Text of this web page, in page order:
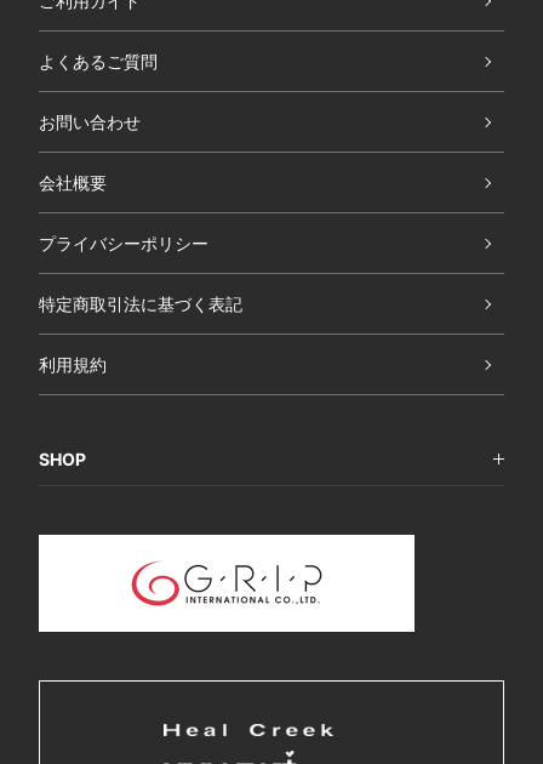
よくあるご質問
お問い合わせ
会社概要
プライバシーポリシー
特定商取引法に基づく表記
利用規約
SHOP